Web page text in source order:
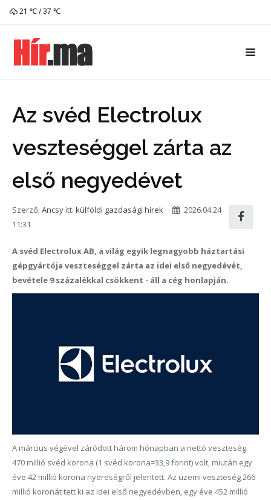
21 ℃ / 37 ℃
Az svéd Electrolux
veszteséggel zárta az
első negyedévet
Szerző: Ancsy itt: külföldi gazdasági hírek
2026.04.24
11:31
A svéd Electrolux AB, a világ egyik legnagyobb háztartási
gépgyártója veszteséggel zárta az idei első negyedévét,
bevétele 9 százalékkal csökkent - áll a cég honlapján.
A március végével záródott három hónapban a nettó veszteség
470 millió svéd korona (1 svéd korona=33,9 forint) volt, miután egy
éve 42 millió korona nyereségről jelentett. Az üzemi veszteség 266
millió koronát tett ki az idei első negyedévben, egy éve 452 millió